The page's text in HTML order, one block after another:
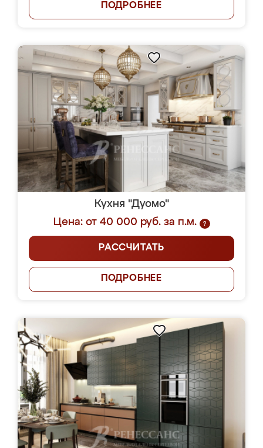
ПОДРОБНЕЕ
Кухня "Дуомо"
Цена: от 40 000 руб. за п.м.
?
РАССЧИТАТЬ
ПОДРОБНЕЕ